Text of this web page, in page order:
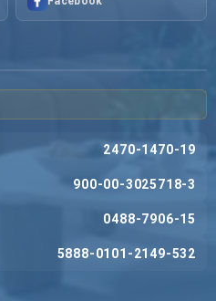
2470-1470-19
900-00-3025718-3
0488-7906-15
5888-0101-2149-532